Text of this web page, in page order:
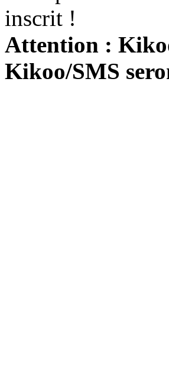
inscrit !
Attention :
Kikoo/SMS